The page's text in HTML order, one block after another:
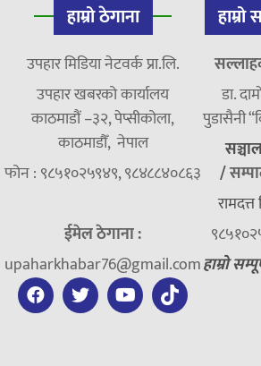
हाम्रो ठेगाना
उपहार मिडिया नेटवर्क प्रा.लि.
उपहार खबरको कार्यालय
काठमाडौं –३२, पेप्सीकोला,
काठमाडौँ, नेपाल
फोन : ९८५१०२५९४९, ९८४८८४०८६३
ईमेल ठेगाना :
upaharkhabar76@gmail.com
डा.
पुडासैनी
/
रामदत्त
हाम्रो